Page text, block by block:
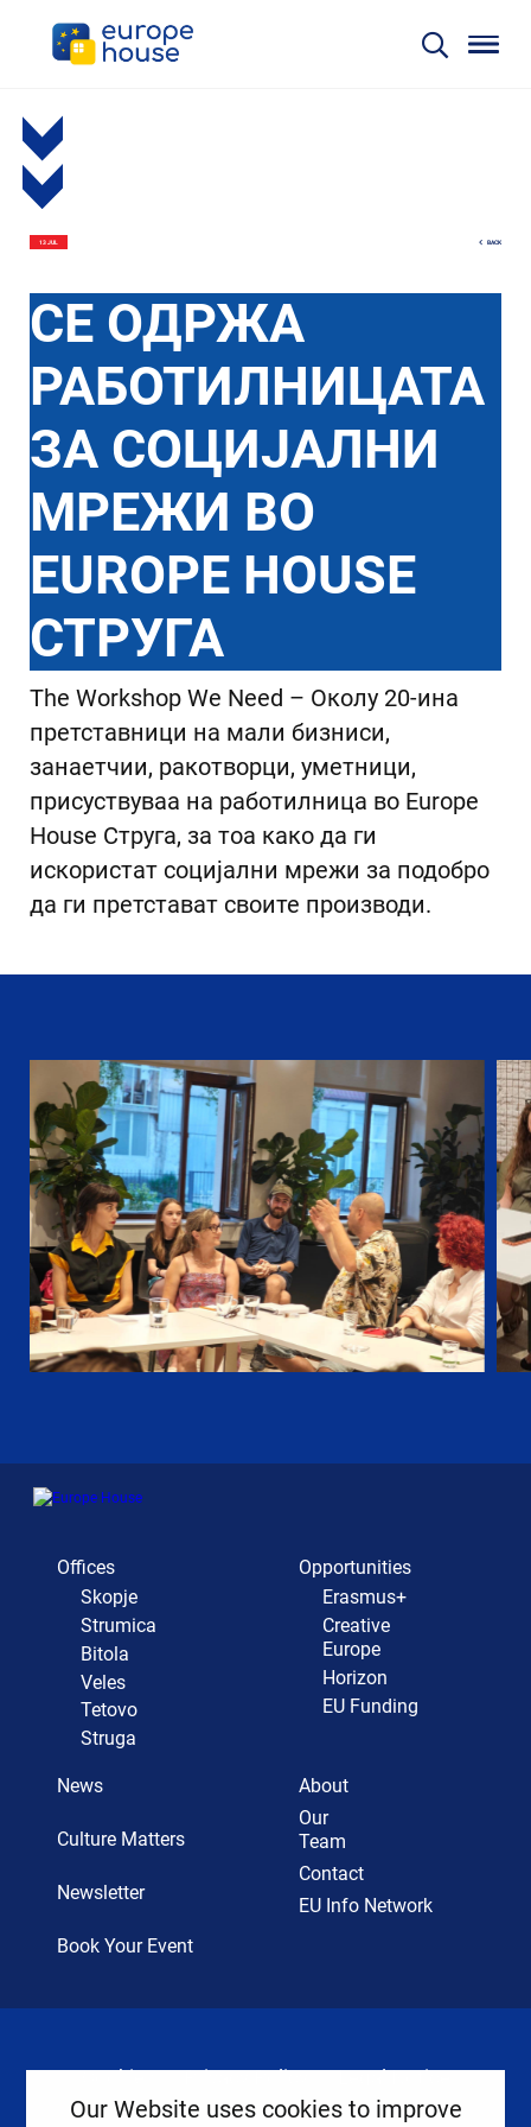
13 JUL BACK
СЕ ОДРЖА
РАБОТИЛНИЦАТА
ЗА СОЦИЈАЛНИ
МРЕЖИ ВО
EUROPE HOUSE
СТРУГА
The Workshop We Need – Околу 20-ина
претставници на мали бизниси,
занаетчии, ракотворци, уметници,
присуствуваа на работилница во Europe
House Струга, за тоа како да ги
искористат социјални мрежи за подобро
да ги претстават своите производи.
Offices
Skopje
Strumica
Bitola
Veles
Tetovo
Struga
Opportunities
Erasmus+
Creative
Europe
Horizon
EU Funding
News
Culture Matters
Newsletter
Book Your Event
About
Our
Team
Contact
EU Info Network
Cookies Privacy Policy Legal Notice
Our Website uses cookies to improve